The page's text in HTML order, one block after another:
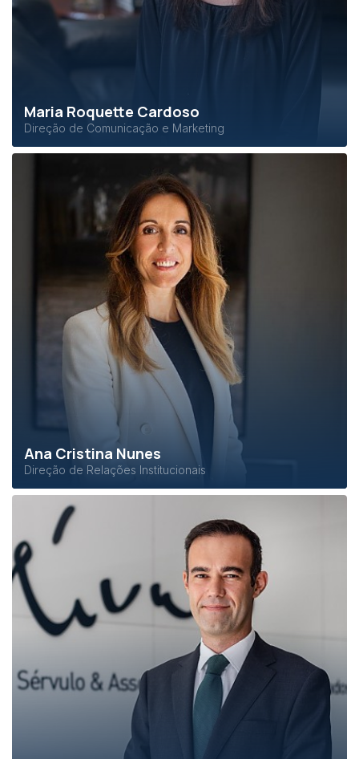
Maria Roquette Cardoso
Direção de Comunicação e Marketing
Ana Cristina Nunes
Direção de Relações Institucionais